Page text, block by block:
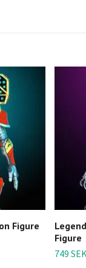
Figure
Figure
749 SEK